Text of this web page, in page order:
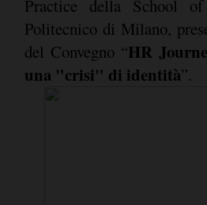
Practice della School of
Politecnico di Milano,
del Convegno “HR
una "crisi" di identità”.